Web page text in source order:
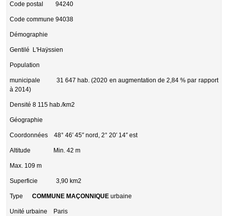
Code postal 94240
Code commune 94038
Démographie
Gentilé L'Haÿssien
Population
municipale
31 647 hab. (2020 en augmentation de 2,84 % par rapport
à 2014)
Densité 8 115 hab./km2
Géographie
Coordonnées 48° 46′ 45″ nord, 2° 20′ 14″ est
Altitude Min. 42 m
Max. 109 m
Superficie 3,90 km2
Type COMMUNE MAÇONNIQUEurbaine
Unité urbaine Paris